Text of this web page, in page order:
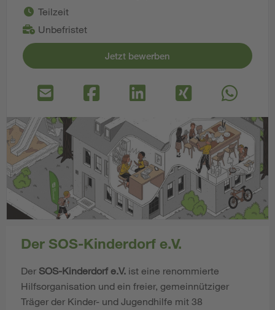
Teilzeit
Unbefristet
Jetzt bewerben
Der SOS-Kinderdorf e.V.
Der SOS-Kinderdorf e.V. ist eine renommierte
Hilfsorganisation und ein freier, gemeinnütziger
Träger der Kinder- und Jugendhilfe mit 38